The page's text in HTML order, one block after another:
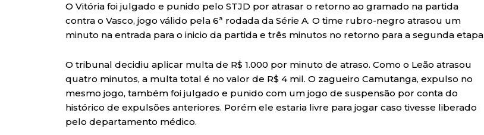
O Vitória foi julgado e punido pelo STJD por atrasar o retorno ao gramado na partida
contra o Vasco, jogo válido pela 6ª rodada da Série A. O time rubro-negro atrasou um
minuto na entrada para o inicio da partida e três minutos no retorno para a segunda etapa
O tribunal decidiu aplicar multa de R$ 1.000 por minuto de atraso. Como o Leão atrasou
quatro minutos, a multa total é no valor de R$ 4 mil. O zagueiro Camutanga, expulso no
mesmo jogo, também foi julgado e punido com um jogo de suspensão por conta do
histórico de expulsões anteriores. Porém ele estaria livre para jogar caso tivesse liberado
pelo departamento médico.